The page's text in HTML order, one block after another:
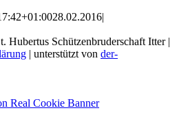
28.02.2016|
Hubertus Schützenbruderschaft Itter |
| unterstützt von der-
Real Cookie Banner